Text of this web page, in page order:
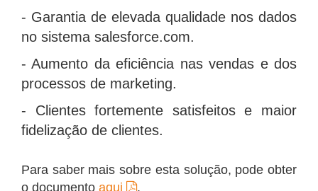
- Garantia de elevada qualidade nos dados
no sistema salesforce.com.
- Aumento da eficiência nas vendas e dos
processos de marketing.
- Clientes fortemente satisfeitos e maior
fidelização de clientes.
Para saber mais sobre esta solução, pode obter
o documento aqui .